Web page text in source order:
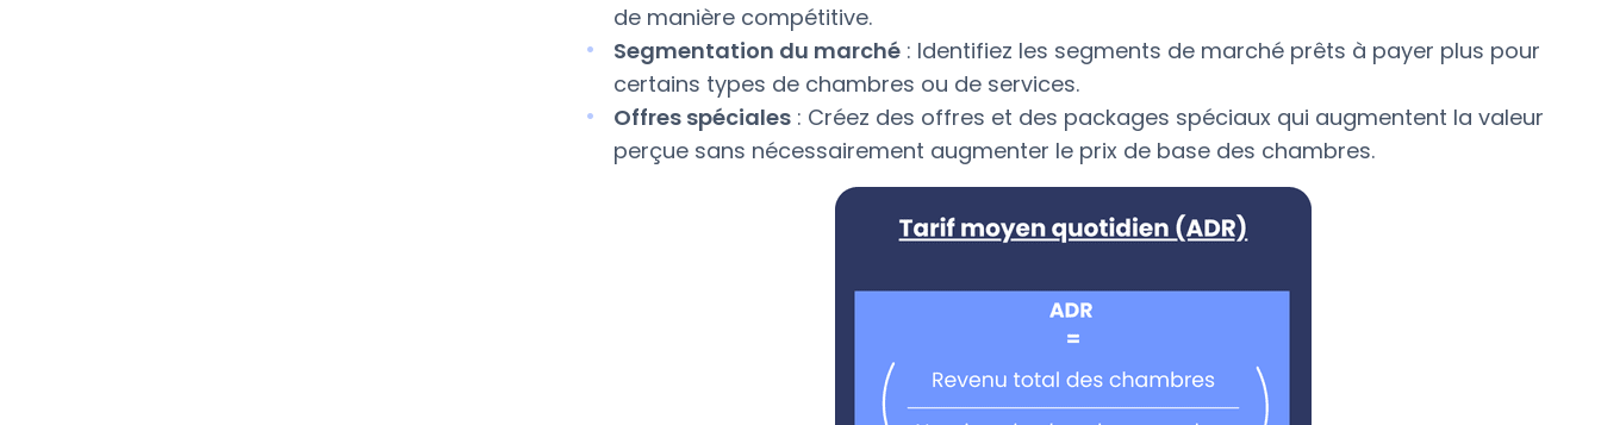
de manière compétitive.
Segmentation du marché: Identifiez les segments de marché prêts à payer plus pour
certains types de chambres ou de services.
Offres spéciales: Créez des offres et des packages spéciaux qui augmentent la valeur
perçue sans nécessairement augmenter le prix de base des chambres.